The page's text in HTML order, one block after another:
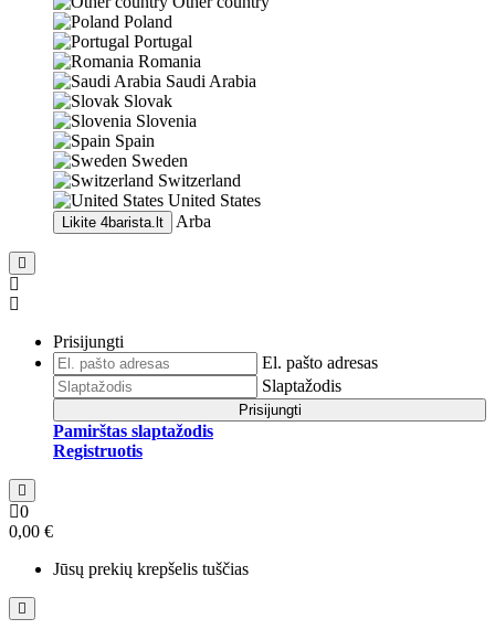
Poland
Portugal
Romania
Saudi Arabia
Slovak
Slovenia
Spain
Sweden
Switzerland
United States
Likite 4barista.lt Arba
Prisijungti
El. pašto adresas
Slaptažodis
Prisijungti
Pamirštas slaptažodis
Registruotis
0
0,00 €
Jūsų prekių krepšelis tuščias